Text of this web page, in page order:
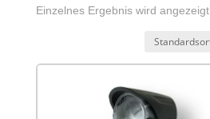
Einzelnes Ergebnis wird angezeigt